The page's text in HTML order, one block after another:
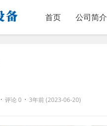
首页 公司简介
· 评论 0 · 3年前 (2023-06-20)